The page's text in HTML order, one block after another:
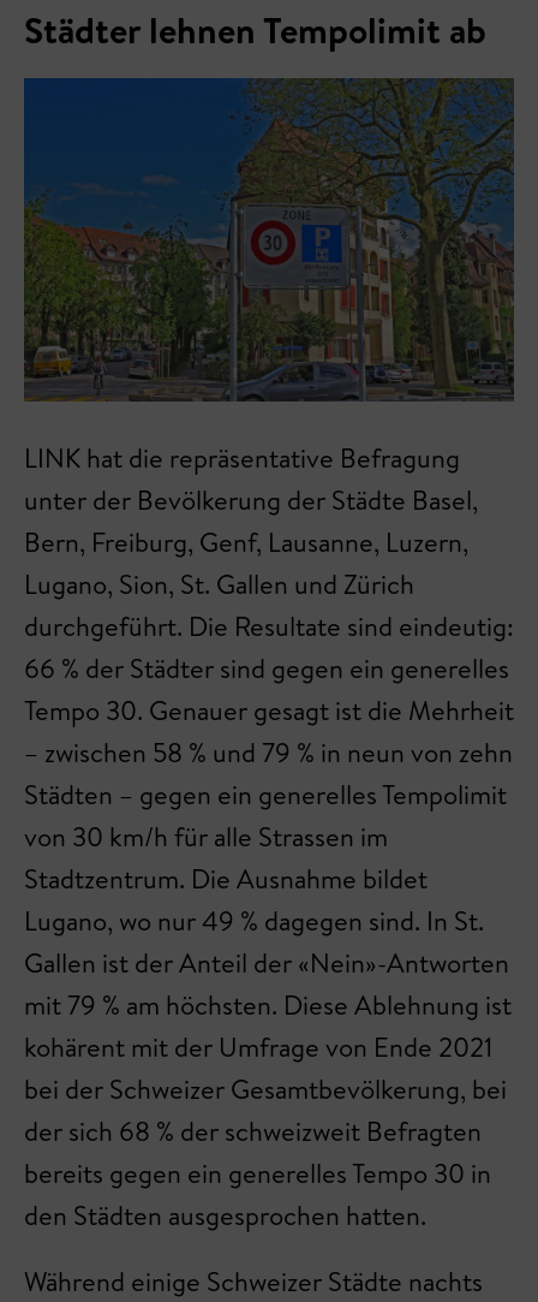
Städter lehnen Tempolimit ab
LINK hat die repräsentative Befragung
unter der Bevölkerung der Städte Basel,
Bern, Freiburg, Genf, Lausanne, Luzern,
Lugano, Sion, St. Gallen und Zürich
durchgeführt. Die Resultate sind eindeutig:
66 % der Städter sind gegen ein generelles
Tempo 30. Genauer gesagt ist die Mehrheit
– zwischen 58 % und 79 % in neun von zehn
Städten – gegen ein generelles Tempolimit
von 30 km/h für alle Strassen im
Stadtzentrum. Die Ausnahme bildet
Lugano, wo nur 49 % dagegen sind. In St.
Gallen ist der Anteil der «Nein»-Antworten
mit 79 % am höchsten. Diese Ablehnung ist
kohärent mit der Umfrage von Ende 2021
bei der Schweizer Gesamtbevölkerung, bei
der sich 68 % der schweizweit Befragten
bereits gegen ein generelles Tempo 30 in
den Städten ausgesprochen hatten.
Während einige Schweizer Städte nachts